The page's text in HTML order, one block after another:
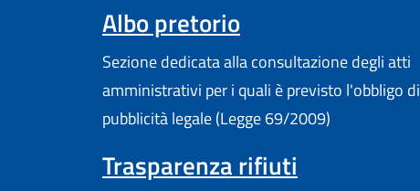
Albo pretorio
Sezione dedicata alla consultazione degli atti
amministrativi per i quali è previsto l'obbligo di
pubblicità legale (Legge 69/2009)
Trasparenza rifiuti